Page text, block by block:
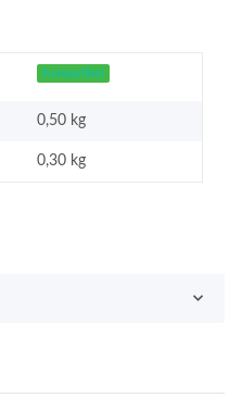
Kompatibel
0,50 kg
0,30 kg